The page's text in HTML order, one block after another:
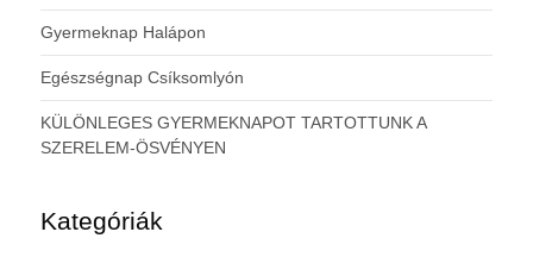
Gyermeknap Halápon
Egészségnap Csíksomlyón
KÜLÖNLEGES GYERMEKNAPOT TARTOTTUNK A
SZERELEM-ÖSVÉNYEN
Kategóriák